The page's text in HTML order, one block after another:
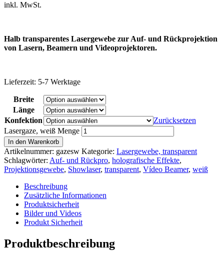
inkl. MwSt.
Halb transparentes Lasergewebe zur Auf- und Rückprojektion
von Lasern, Beamern und Videoprojektoren.
Lieferzeit: 5-7 Werktage
Breite
Länge
Konfektion
Zurücksetzen
Lasergaze, weiß Menge
In den Warenkorb
Artikelnummer: gazesw Kategorie: Lasergewebe, transparent
Schlagwörter: Auf- und Rückpro, holografische Effekte,
Projektionsgewebe, Showlaser, transparent, Vídeo Beamer, weiß
Beschreibung
Zusätzliche Informationen
Produktsicherheit
Bilder und Videos
Produkt Sicherheit
Produktbeschreibung